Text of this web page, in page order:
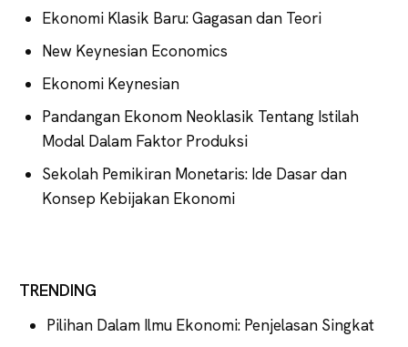
Ekonomi Klasik Baru: Gagasan dan Teori
New Keynesian Economics
Ekonomi Keynesian
Pandangan Ekonom Neoklasik Tentang Istilah
Modal Dalam Faktor Produksi
Sekolah Pemikiran Monetaris: Ide Dasar dan
Konsep Kebijakan Ekonomi
TRENDING
Pilihan Dalam Ilmu Ekonomi: Penjelasan Singkat